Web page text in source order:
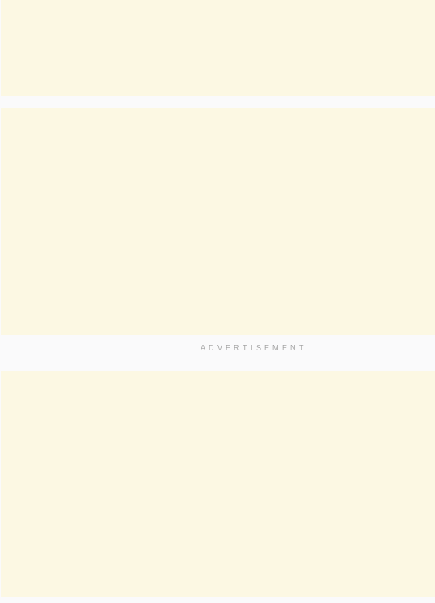
ADVERTISEMENT